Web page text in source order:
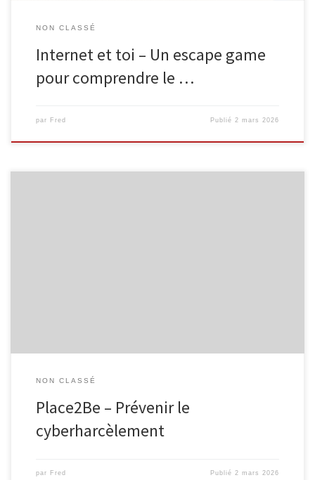
NON CLASSÉ
Internet et toi – Un escape game
pour comprendre le …
par Fred Publié 2 mars 2026
NON CLASSÉ
Place2Be – Prévenir le
cyberharcèlement
par Fred Publié2 mars 2026